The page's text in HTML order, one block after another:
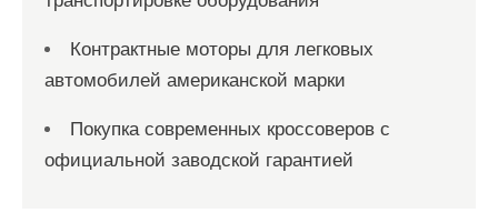
Контрактные моторы для легковых
автомобилей американской марки
Покупка современных кроссоверов с
официальной заводской гарантией